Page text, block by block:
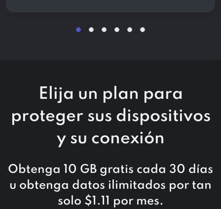
Elija un plan para
proteger sus dispositivos
y su conexión
Obtenga 10 GB gratis cada 30 días
u obtenga datos ilimitados por tan
solo $1.11 por mes.